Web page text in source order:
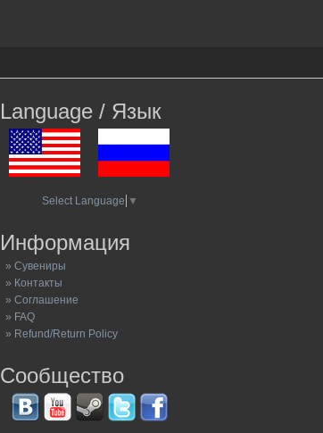
Language / Язык
Select Language ▼
Информация
» Сувениры
» Контакты
» Соглашение
» FAQ
» Refund/Return Policy
Сообщество